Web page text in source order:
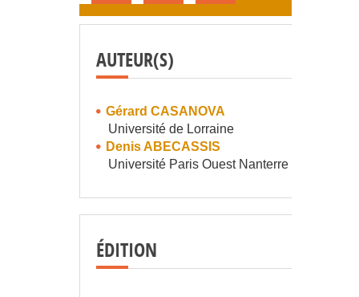
AUTEUR(S)
Gérard CASANOVA
Université de Lorraine
Denis ABECASSIS
Université Paris Ouest Nanterre La Défense
ÉDITION